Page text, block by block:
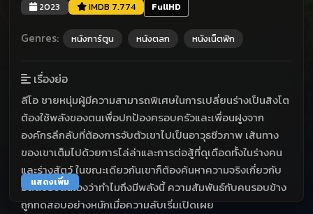
2023 IMDB 7.774 FullHD
Genres: หนังการ์ตูน หนังตลก หนังเน็ตฟิก
เรื่องย่อ
ลีโอ ชายหนุ่มผู้มีความสามารถพิเศษในการเปลี่ยนร่างเป็นสิงโต
ต้องใช้พลังของตนเพื่อปกป้องครอบครัวและเพื่อนฝูงจาก
องค์กรลึกลับที่ต้องการจับตัวเขาไปเป็นอาวุธชีวภาพ เส้นทาง
ของเขาเต็มไปด้วยการไล่ล่าและการต่อสู้ที่ดุเดือดทั้งในร่างคน
และร่างสัตว์ ในขณะเดียวกันเขาก็ต้องค้นหาความจริงเกี่ยวกับ
อดีตของตนเองว่าทำไมถึงมีพลังนี้ ความสัมพันธ์กับคนรอบข้าง
ถูกทดสอบอย่างหนักเมื่อความลับเริ่มเปิดเผย
แสดงเพิ่ม